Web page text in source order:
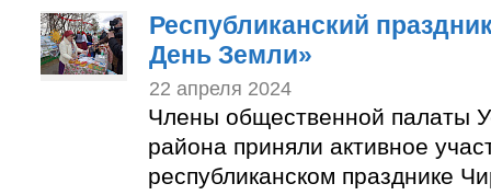
Республиканский
День Земли»
22 апреля 2024
Члены общественной палаты
района приняли активное
республиканском празднике